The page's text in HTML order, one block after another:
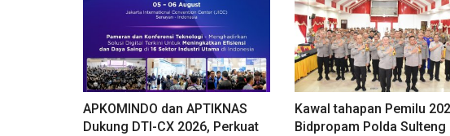
APKOMINDO dan APTIKNAS
Dukung DTI-CX 2026, Perkuat
Kawal tahapan Pemilu
Bidpropam Polda Sulteng
Pekerja Migran Indonesia